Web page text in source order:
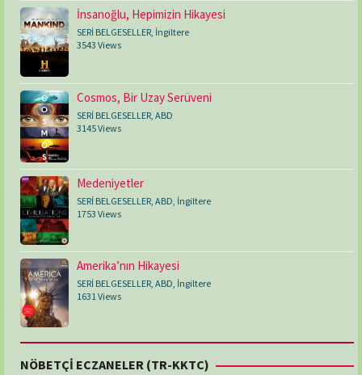
İnsanoğlu, Hepimizin Hikayesi
SERİ BELGESELLER, İngiltere
3543 Views
Cosmos, Bir Uzay Serüveni
SERİ BELGESELLER ABD
3145 Views
Medeniyetler
SERİ BELGESELLER ABD İngiltere
1753 Views
Amerika’nın Hikayesi
SERİ BELGESELLER, ABD, İngiltere
1631 Views
NÖBETÇİ ECZANELER (TR-KKTC)